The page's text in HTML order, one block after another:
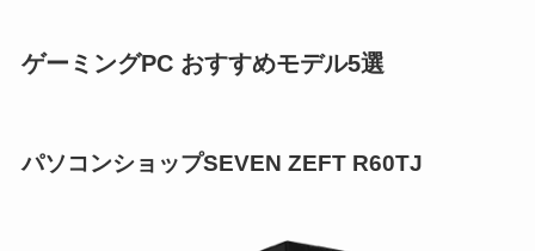
ゲーミングPC おすすめモデル5選
パソコンショップSEVEN ZEFT R60TJ